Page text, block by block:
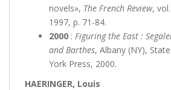
novels», The French Review,
1997, p. 71-84.
2000 : Figuring the East :
and Barthes, Albany (NY),
York Press, 2000.
HAERINGER, Louis